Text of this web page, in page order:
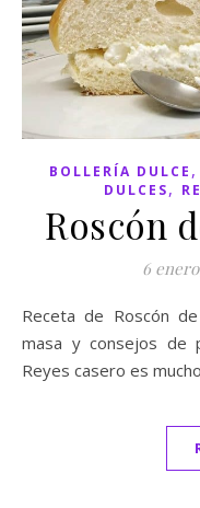
BOLLERÍA DULCE ,
DULCES,
Roscón
6
Receta de Roscón de Reyes casero, preparación de la
masa y consejos de
Reyes casero es